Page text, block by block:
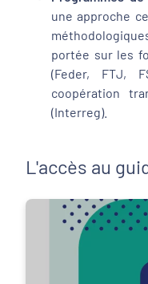
une approche
portée sur les
(Feder, FTJ,
coopération
(Interreg).
L'accès au